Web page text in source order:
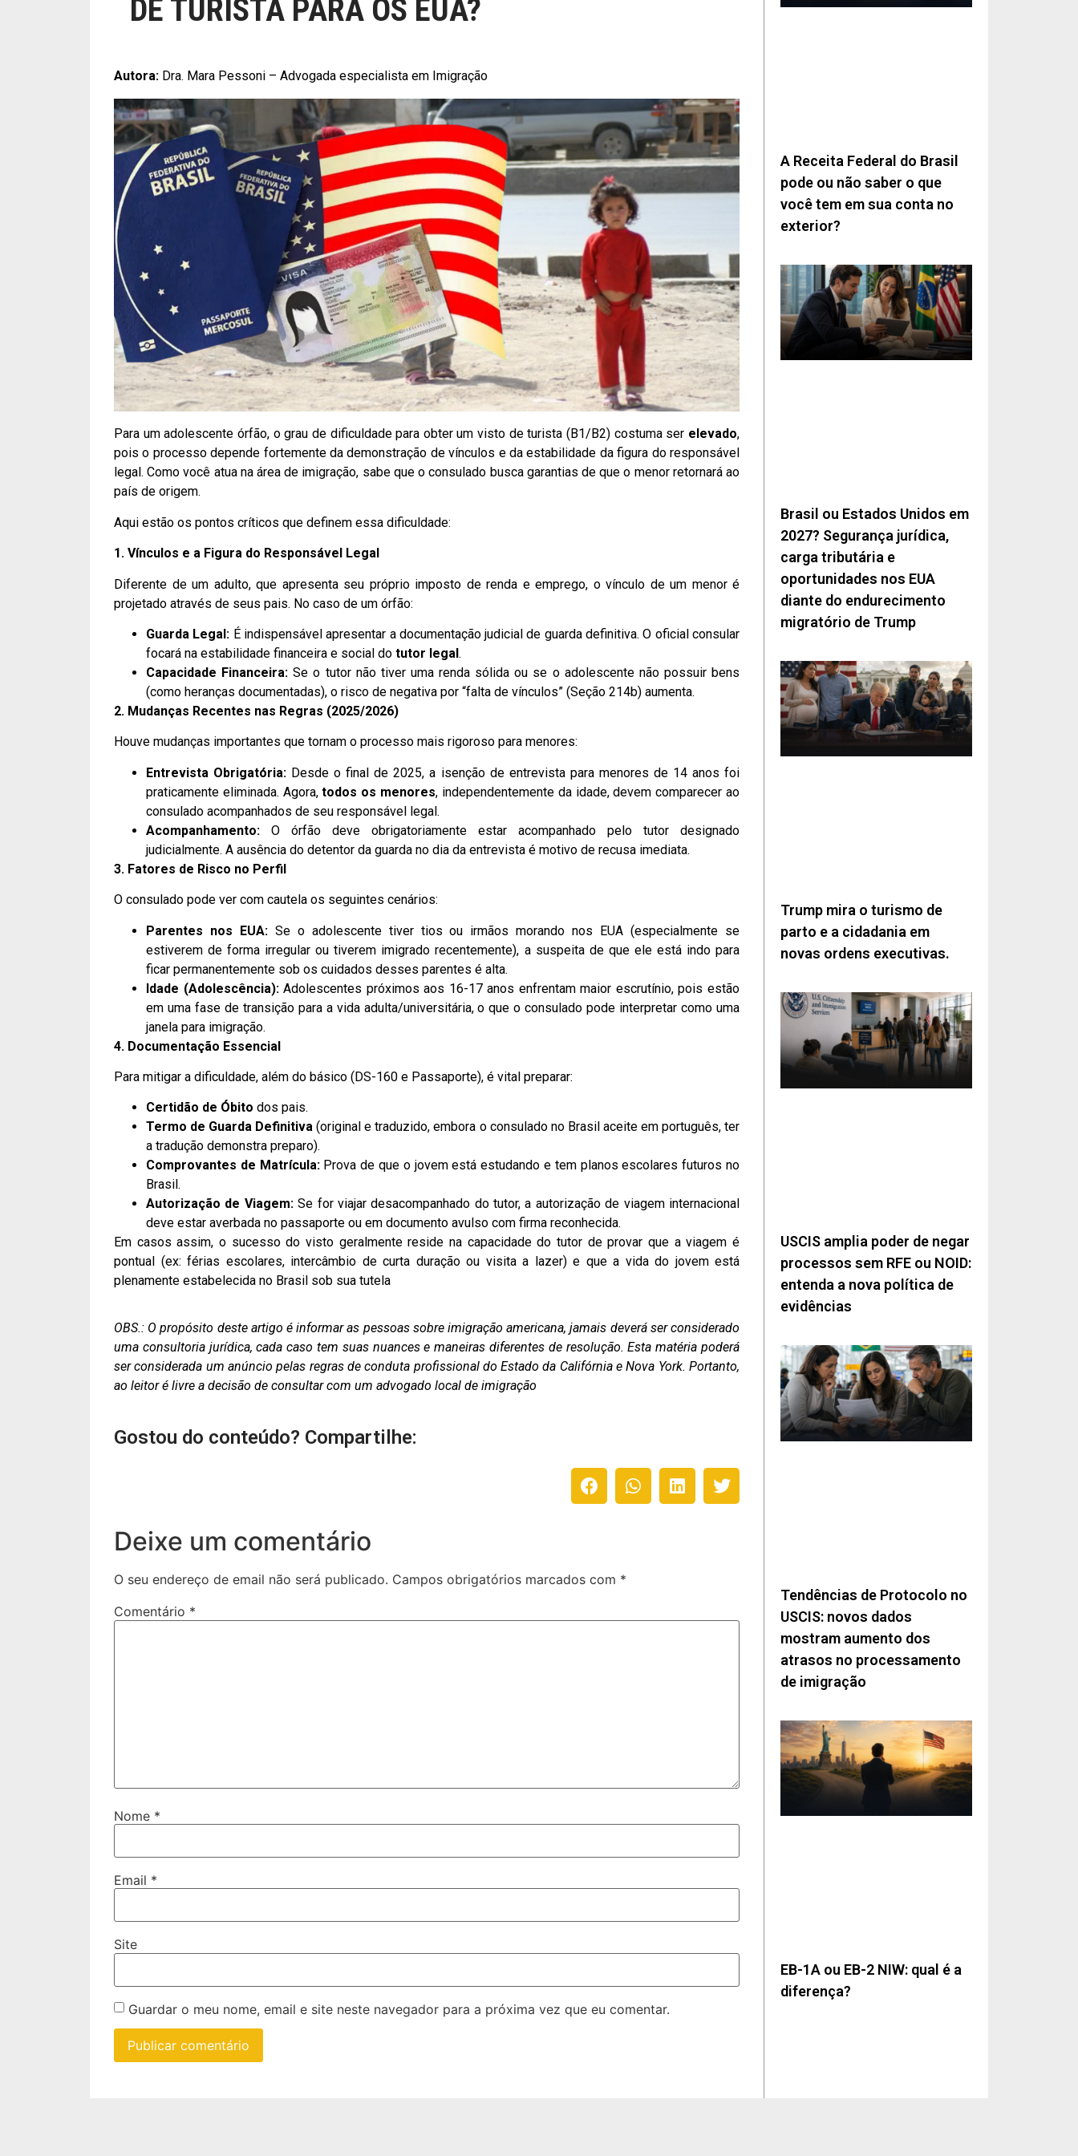
DE TURISTA PARA OS EUA?
Autora: Dra. Mara Pessoni – Advogada especialista em Imigração
Para um adolescente órfão, o grau de dificuldade para obter um visto de turista (B1/B2) costuma ser elevado,
pois o processo depende fortemente da demonstração de vínculos e da estabilidade da figura do responsável
legal. Como você atua na área de imigração, sabe que o consulado busca garantias de que o menor retornará ao
país de origem.
Aqui estão os pontos críticos que definem essa dificuldade:
1. Vínculos e a Figura do Responsável Legal
Diferente de um adulto, que apresenta seu próprio imposto de renda e emprego, o vínculo de um menor é
projetado através de seus pais. No caso de um órfão:
Guarda Legal: É indispensável apresentar a documentação judicial de guarda definitiva. O oficial consular
focará na estabilidade financeira e social do tutor legal.
Capacidade Financeira: Se o tutor não tiver uma renda sólida ou se o adolescente não possuir bens
(como heranças documentadas), o risco de negativa por “falta de vínculos” (Seção 214b) aumenta.
2. Mudanças Recentes nas Regras (2025/2026)
Houve mudanças importantes que tornam o processo mais rigoroso para menores:
Entrevista Obrigatória: Desde o final de 2025, a isenção de entrevista para menores de 14 anos foi
praticamente eliminada. Agora,todos os menores, independentemente da idade, devem comparecer ao
consulado acompanhados de seu responsável legal.
Acompanhamento: O órfão deve obrigatoriamente estar acompanhado pelo tutor designado
judicialmente. A ausência do detentor da guarda no dia da entrevista é motivo de recusa imediata.
3. Fatores de Risco no Perfil
O consulado pode ver com cautela os seguintes cenários:
Parentes nos EUA:Se o adolescente tiver tios ou irmãos morando nos EUA (especialmente se
estiverem de forma irregular ou tiverem imigrado recentemente), a suspeita de que ele está indo para
ficar permanentemente sob os cuidados desses parentes é alta.
Idade (Adolescência):Adolescentes próximos aos 16-17 anos enfrentam maior escrutínio, pois estão
em uma fase de transição para a vida adulta/universitária, o que o consulado pode interpretar como uma
janela para imigração.
4. Documentação Essencial
Para mitigar a dificuldade, além do básico (DS-160 e Passaporte), é vital preparar:
Certidão de Óbito dos pais.
Termo de Guarda Definitiva (original e traduzido, embora o consulado no Brasil aceite em português, ter
a tradução demonstra preparo).
Comprovantes de Matrícula:Prova de que o jovem está estudando e tem planos escolares futuros no
Brasil.
Autorização de Viagem:Se for viajar desacompanhado do tutor, a autorização de viagem internacional
deve estar averbada no passaporte ou em documento avulso com firma reconhecida.
Em casos assim, o sucesso do visto geralmente reside na capacidade do tutor de provar que a viagem é
pontual (ex: férias escolares, intercâmbio de curta duração ou visita a lazer) e que a vida do jovem está
plenamente estabelecida no Brasil sob sua tutela
OBS.: O propósito deste artigo é informar as pessoas sobre imigração americana, jamais deverá ser considerado
uma consultoria jurídica, cada caso tem suas nuances e maneiras diferentes de resolução. Esta matéria poderá
ser considerada um anúncio pelas regras de conduta profissional do Estado da Califórnia e Nova York. Portanto,
ao leitor é livre a decisão de consultar com um advogado local de imigração
Gostou do conteúdo? Compartilhe:
Deixe um comentário
O seu endereço de email não será publicado. Campos obrigatórios marcados com *
Comentário *
Nome *
Email *
Site
Guardar o meu nome, email e site neste navegador para a próxima vez que eu comentar.
A Receita Federal do Brasil
pode ou não saber o que
você tem em sua conta no
exterior?
Brasil ou Estados Unidos em
2027? Segurança jurídica,
carga tributária e
oportunidades nos EUA
diante do endurecimento
migratório de Trump
Trump mira o turismo de
parto e a cidadania em
novas ordens executivas.
USCIS amplia poder de negar
processos sem RFE ou NOID:
entenda a nova política de
evidências
Tendências de Protocolo no
USCIS: novos dados
mostram aumento dos
atrasos no processamento
de imigração
EB-1A ou EB-2 NIW: qual é a
diferença?